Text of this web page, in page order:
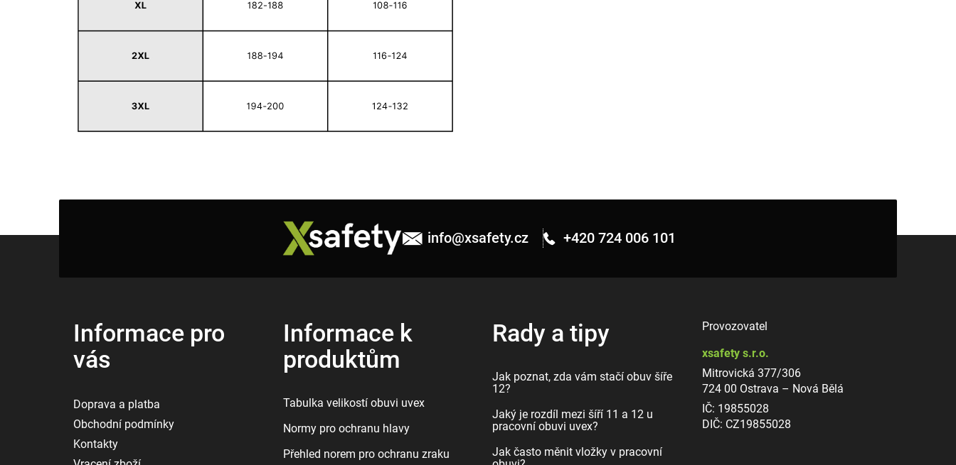
info@xsafety.cz +420 724 006 101
Informace pro
vás
Doprava a platba
Obchodní podmínky
Kontakty
Informace k
produktům
Tabulka velikostí obuvi uvex
Normy pro ochranu hlavy
Přehled norem pro ochranu zraku
Rady a tipy
Jak poznat, zda vám stačí obuv šíře
12?
Jaký je rozdíl mezi šíří 11 a 12 u
pracovní obuvi uvex?
Jak často měnit vložky v pracovní
Provozovatel
xsafety s.r.o.
Mitrovická 377/306
724 00 Ostrava – Nová Bělá
IČ: 19855028
DIČ: CZ19855028